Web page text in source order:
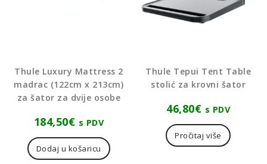
Thule Luxury Mattress 2
madrac (122cm x 213cm)
za šator za dvije osobe
184,50€ s PDV
Dodaj u košaricu
Thule Tepui Tent Table
stolić za krovni šator
46,80€ s PDV
Pročitaj više